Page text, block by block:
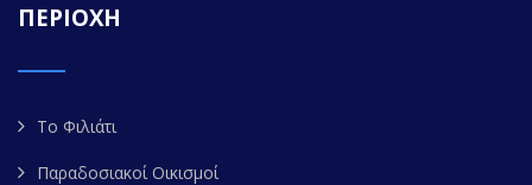
ΠΕΡΙΟΧΗ
Το Φιλιάτι
Παραδοσιακοί Οικισμοί